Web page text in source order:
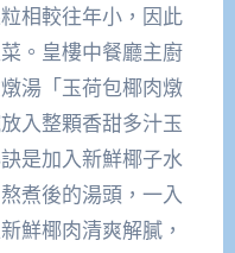
相較往年小，因此
。皇樓中餐廳主廚
湯「玉荷包椰肉燉
入整顆香甜多汁玉
是加入新鮮椰子水
煮後的湯頭，一入
鮮椰肉清爽解膩，